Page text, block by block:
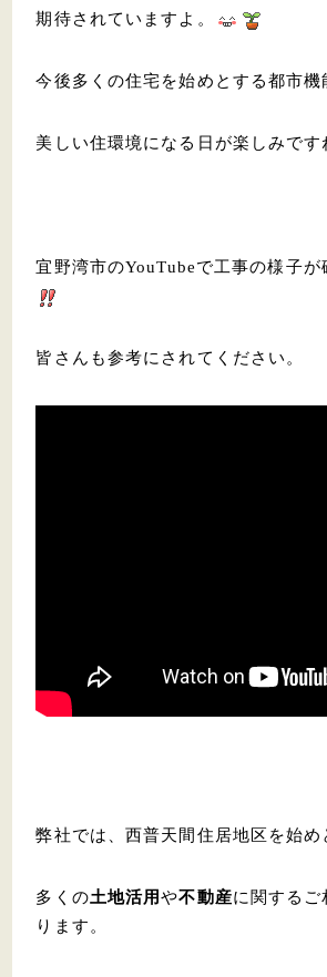
期待されていますよ。
今後多くの住宅を始めとする都市機
美しい住環境になる日が楽しみです
宜野湾市のYouTubeで工事の様子が
皆さんも参考にされてください。
弊社では、西普天間住居地区を始め
多くの土地活用や不動産に関するご
ります。